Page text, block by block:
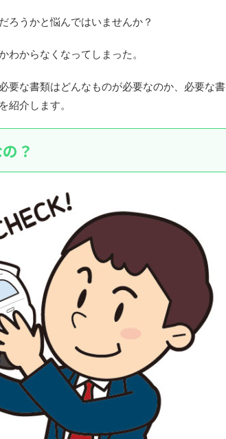
ろうかと悩んではいませんか？
からなくなってしまった。
要な書類はどんなものが必要なのか、必要な書
紹介します。
？